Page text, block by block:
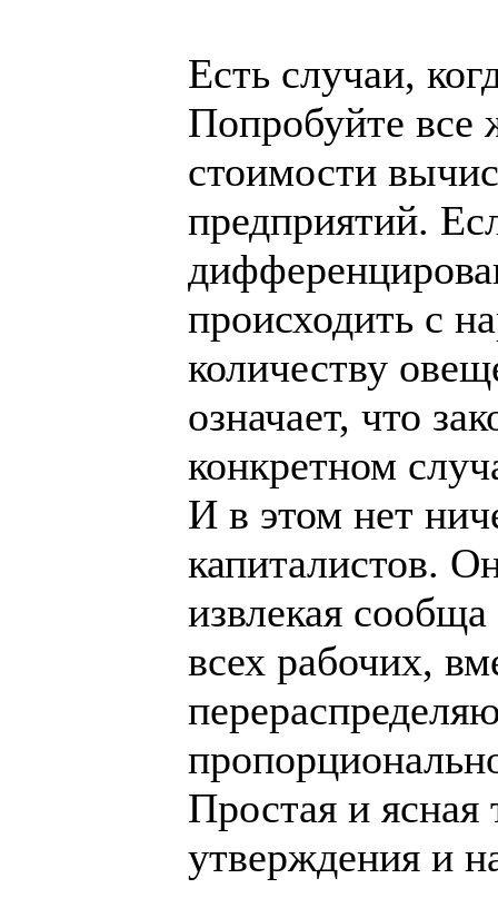
Есть случаи,
Попробуйте все
стоимости
предприятий.
происходить с
количеству
означает, что
конкретном
И в этом нет
капиталистов.
извлекая
всех рабочих,
Простая и
утверждения и